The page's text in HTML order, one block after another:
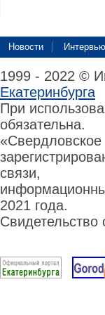
Новости Интервью
1999 - 2022 ©
Екатеринбурга
При
обязательна.
«Свердловское
связи,
2021 года.